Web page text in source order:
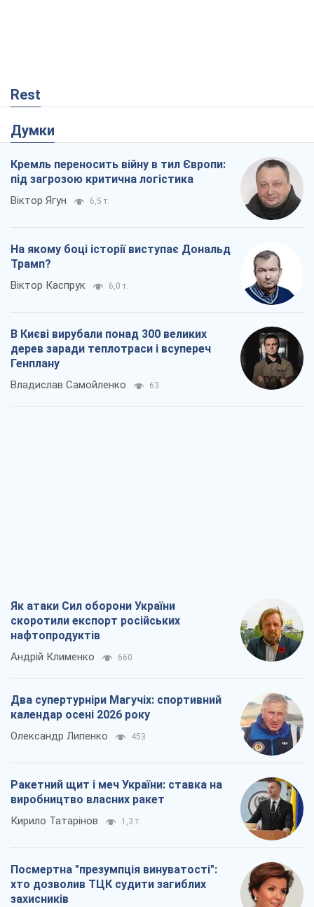
Rest
Думки
Кремль переносить війну в тил Європи:
під загрозою критична логістика
Віктор Ягун 6,5 т.
На якому боці історії виступає Дональд
Трамп?
Віктор Каспрук 6,0 т.
В Києві вирубали понад 300 великих
дерев заради теплотраси і всупереч
Генплану
Владислав Самойленко 63
Як атаки Сил оборони України
скоротили експорт російських
нафтопродуктів
Андрій Клименко 660
Два супертурніри Магучіх: спортивний
календар осені 2026 року
Олександр Липенко 453
Ракетний щит і меч України: ставка на
виробництво власних ракет
Кирило Татарінов 1,3 т.
Посмертна "презумпція винуватості":
хто дозволив ТЦК судити загиблих
захисників